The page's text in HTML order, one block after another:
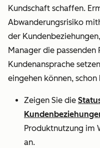
Kundschaft schaffen.
Abwanderungsrisiko
der
Manager die
Kundenansprache
eingehen können,
Zeigen Sie die
Produktnutzung im
an.